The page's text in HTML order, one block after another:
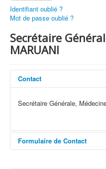
Sécurité des vols
ESAM
ICAM Paris 2022
AEROMEDEVAC
FAQ
Liens
Identifiant oublié ?
Mot de passe oublié ?
Secrétaire
MARUANI
Contact
Secrétaire Générale,
Formulaire de Contact